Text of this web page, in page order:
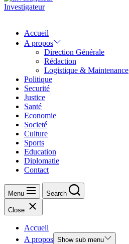
Investigateur
Accueil
A propos
Direction Générale
Rédaction
Logistique & Maintenance
Politique
Securité
Justice
Santé
Economie
Societé
Culture
Sports
Education
Diplomatie
Contact
Menu Search
Close
Accueil
A propos Show sub menu